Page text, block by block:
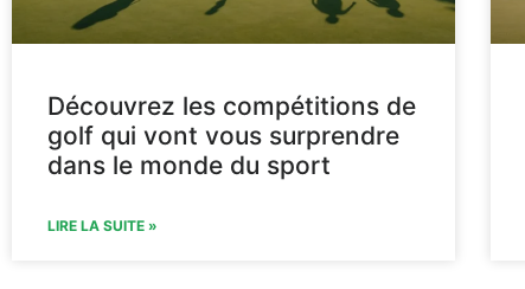
Découvrez les compétitions de
golf qui vont vous surprendre
dans le monde du sport
LIRE LA SUITE »